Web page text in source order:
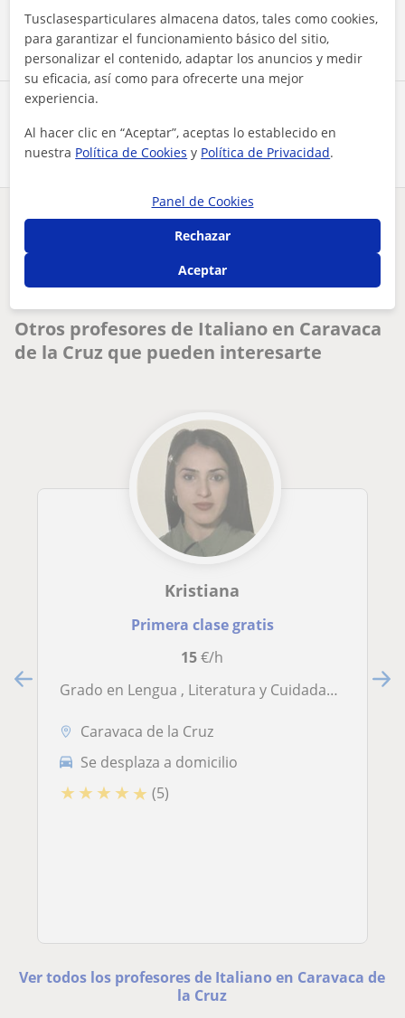
Contactar ahora
¿Hay algún error en este perfil?
Italiano Nativos
doy clases particulares adaptándome al nivel del alumno, en ...
Otros profesores de Italiano en Caravaca
de la Cruz que pueden interesarte
Kristiana
Primera clase gratis
15€/h
Grado en Lengua , Literatura y Cuidadania Italiana
Caravaca de la Cruz
Se desplaza a domicilio
★ ★ ★ ★ ★ (5)
Ver todos los profesores de Italiano en Caravaca de
la Cruz
Tusclasesparticulares almacena datos, tales como cookies,
para garantizar el funcionamiento básico del sitio,
personalizar el contenido, adaptar los anuncios y medir
su eficacia, así como para ofrecerte una mejor
experiencia.
Al hacer clic en “Aceptar”, aceptas lo establecido en
nuestra Política de Cookies y Política de Privacidad.
Panel de Cookies
Rechazar
Aceptar